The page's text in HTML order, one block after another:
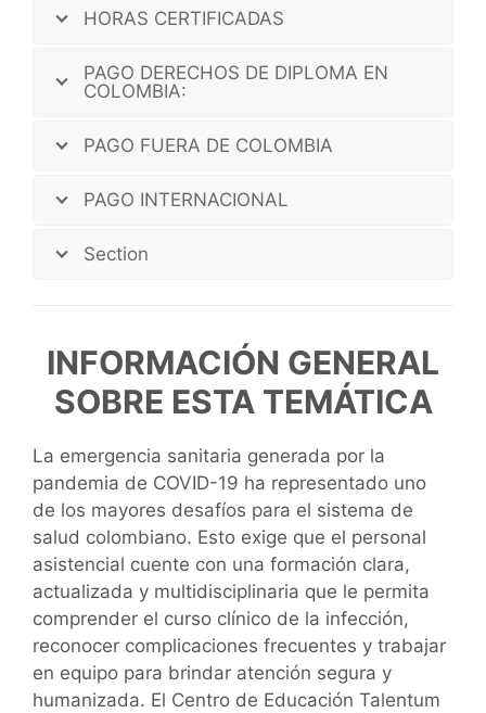
HORAS CERTIFICADAS
PAGO DERECHOS DE DIPLOMA EN
COLOMBIA:
PAGO FUERA DE COLOMBIA
PAGO INTERNACIONAL
Section
INFORMACIÓN GENERAL
SOBRE ESTA TEMÁTICA
La emergencia sanitaria generada por la
pandemia de COVID-19 ha representado uno
de los mayores desafíos para el sistema de
salud colombiano. Esto exige que el personal
asistencial cuente con una formación clara,
actualizada y multidisciplinaria que le permita
comprender el curso clínico de la infección,
reconocer complicaciones frecuentes y trabajar
en equipo para brindar atención segura y
humanizada. El Centro de Educación Talentum